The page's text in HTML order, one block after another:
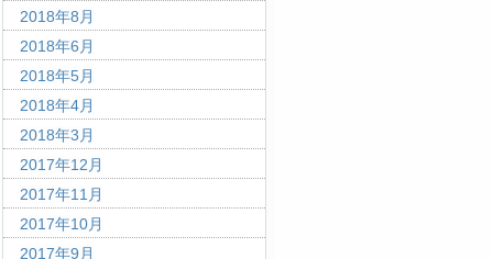
2018年8月
2018年6月
2018年5月
2018年4月
2018年3月
2017年12月
2017年11月
2017年10月
2017年9月